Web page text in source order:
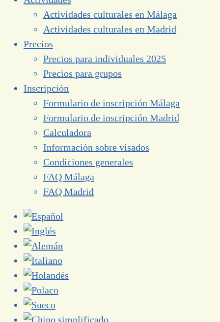
Actividades culturales en Málaga
Actividades culturales en Madrid
Precios
Precios para individuales 2025
Precios para grupos
Inscripción
Formulario de inscripción Málaga
Formulario de inscripción Madrid
Calculadora
Información sobre visados
Condiciones generales
FAQ Málaga
FAQ Madrid